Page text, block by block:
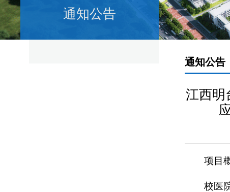
通知公告
通知公告
江西明
项目
校医